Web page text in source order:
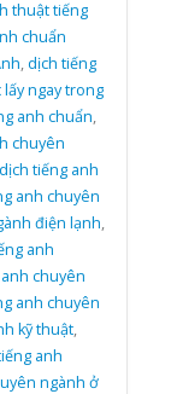
thuật tiếng
chuẩn
,dịch tiếng
ngay trong
anh chuẩn,
chuyên
dịch tiếng anh
anh chuyên
điện lạnh,
anh
chuyên
anh chuyên
kỹ thuật,
anh
ngành ở